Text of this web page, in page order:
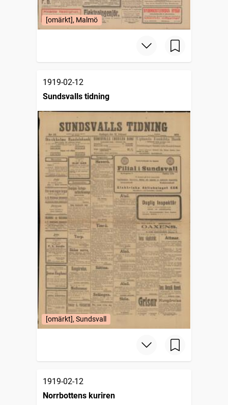
[omärkt], Malmö
1919-02-12
Sundsvalls tidning
[omärkt], Sundsvall
1919-02-12
Norrbottens kuriren